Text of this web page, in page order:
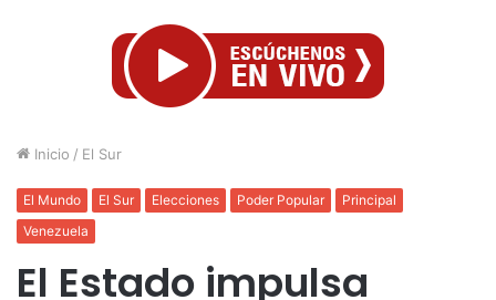
Inicio / El Sur
El Mundo El Sur Elecciones Poder Popular
Principal
Venezuela
El Estado impulsa